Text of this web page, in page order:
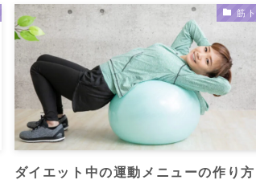
筋
ダイエット中の運動メニューの作り方